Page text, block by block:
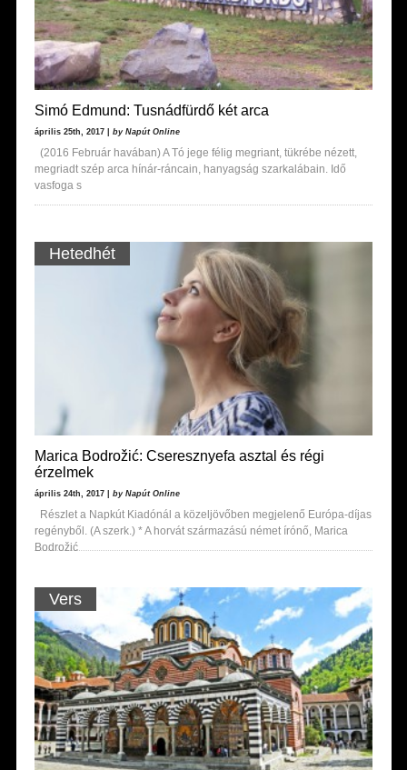
Simó Edmund: Tusnádfürdő két arca
április 25th, 2017 | by Napút Online
(2016 Február havában) A Tó jege félig megriant, tükrébe nézett,
megriadt szép arca hínár-ráncain, hanyagság szarkalábain. Idő
vasfoga s
Hetedhét
Marica Bodrožić: Cseresznyefa asztal és régi
érzelmek
április 24th, 2017 | by Napút Online
Részlet a Napkút Kiadónál a közeljövőben megjelenő Európa-díjas
regényből. (A szerk.) * A horvát származású német írónő, Marica
Bodrožić
Vers